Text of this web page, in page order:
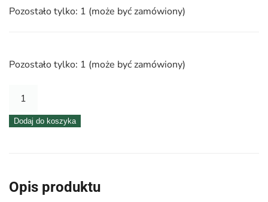
Pozostało tylko: 1 (może być zamówiony)
Pozostało tylko: 1 (może być zamówiony)
ilość
pogrzebowa
biało-
Dodaj do koszyka
Opis produktu